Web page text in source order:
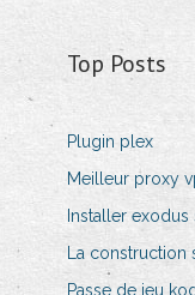
Top Posts
Plugin plex
Meilleur proxy
Installer
La
Passe de jeu